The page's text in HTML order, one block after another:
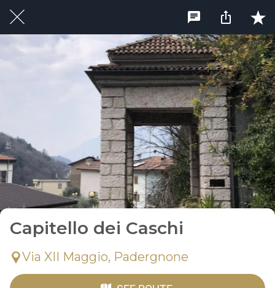
Capitello dei Caschi
Via XII Maggio, Padergnone